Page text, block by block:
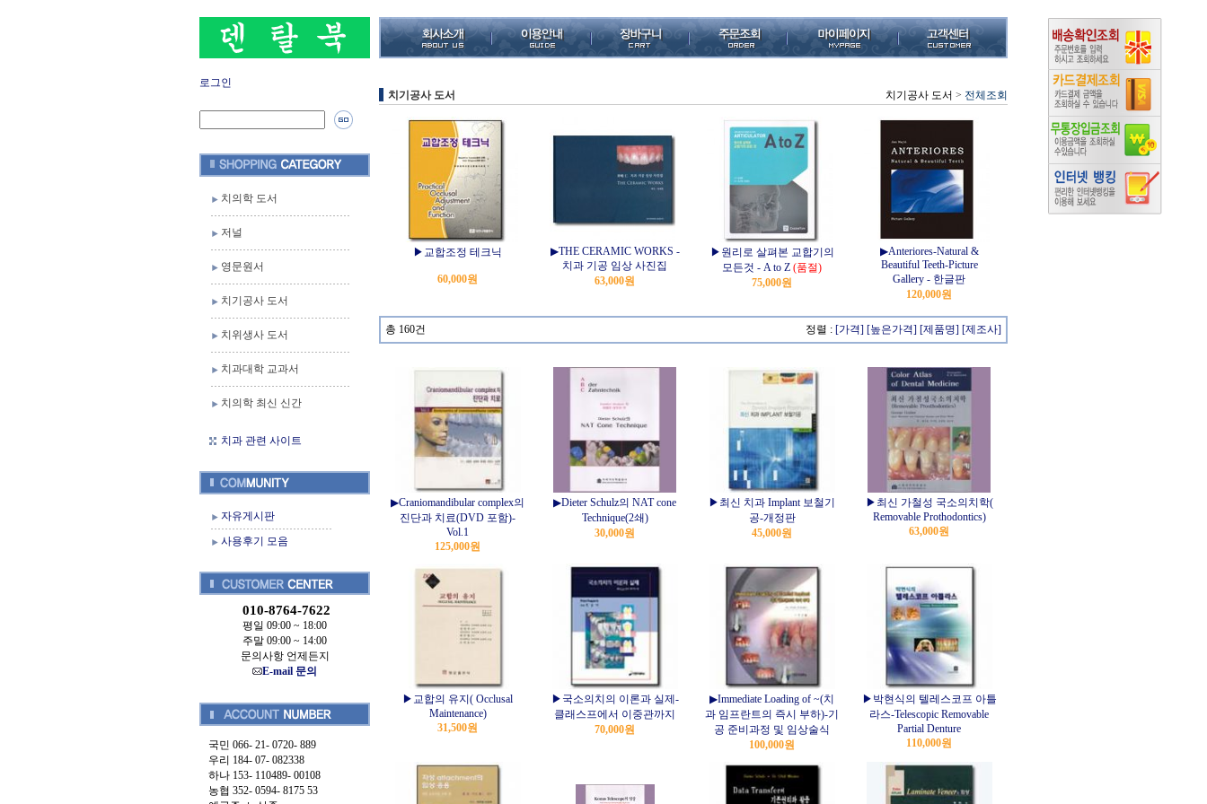
로그인
치의학 도서
저널
영문원서
치기공사 도서
치위생사 도서
치과대학 교과서
치의학 최신 신간
치과 관련 사이트
자유게시판
사용후기 모음
010-8764-7622
평일 09:00 ~ 18:00
주말 09:00 ~ 14:00
문의사항 언제든지
E-mail 문의
국민 066- 21- 0720- 889
우리 184- 07- 082338
하나 153- 110489- 00108
농협 352- 0594- 8175 53
치기공사 도서 치기공사 도서 > 전체조회
▶교합조정 테크닉
60,000원
▶THE CERAMIC WORKS -
치과 기공 임상 사진집
63,000원
▶원리로 살펴본 교합기의
모든것 - A to Z (품절)
75,000원
▶Anteriores-Natural &
Beautiful Teeth-Picture
Gallery - 한글판
120,000원
총 160건 정렬 : [가격] [높은가격] [제품명] [제조사]
▶Craniomandibular complex의
진단과 치료(DVD 포함)-
Vol.1
125,000원
▶Dieter Schulz의 NAT cone
Technique(2쇄)
30,000원
▶최신 치과 Implant 보철기
공-개정판
45,000원
▶최신 가철성 국소의치학(
Removable Prothodontics)
63,000원
▶교합의 유지( Occlusal
Maintenance)
31,500원
▶국소의치의 이론과 실제-
클래스프에서 이중관까지
70,000원
▶Immediate Loading of ~(치
과 임프란트의 즉시 부하)-기
공 준비과정 및 임상술식
100,000원
▶박현식의 텔레스코프 아틀
라스-Telescopic Removable
Partial Denture
110,000원